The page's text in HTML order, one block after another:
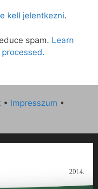
kell jelentkezni.
spam. Learn
• Impresszum •